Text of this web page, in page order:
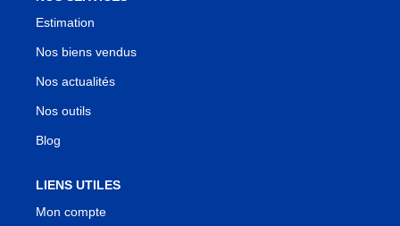
Estimation
Nos biens vendus
Nos actualités
Nos outils
Blog
LIENS UTILES
Mon compte